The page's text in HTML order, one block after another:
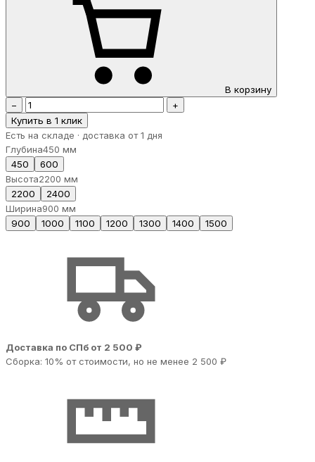
В корзину
−
+
Купить в 1 клик
Есть на складе · доставка от 1 дня
Глубина450 мм
450
600
Высота2200 мм
2200
2400
Ширина900 мм
900
1000 1100 1200 1300 1400 1500
Доставка по СПб от 2 500 ₽
Сборка: 10% от стоимости, но не менее 2 500 ₽